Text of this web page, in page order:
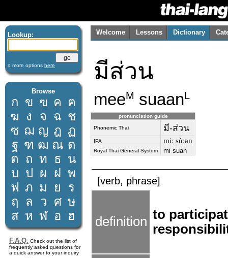
Lookup:
» more options here
Browse
ก ข ฃ ค ฅ
ฆ ง จ ฉ ช
ซ ฌ ญ ฎ ฏ
ฐ ฑ ฒ ณ ด
ต ถ ท ธ น
บ ป ผ ฝ พ
ฟ ภ ม ย
ร
ฤ
ล ว ศ ษ
ส ห ฬ อ ฮ
F.A.Q. Check out the list of
frequently asked questions for
a quick answer to your inquiry
Welcome Lessons Dictionary
มีส่วน
meeM suaanL
pronunciation guide
Phonemic Thai มี-ส่วน
IPA miː sùːan
Royal Thai General System mi suan
[verb, phrase]
definition to